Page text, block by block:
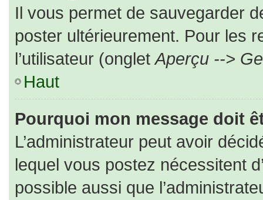
Il vous permet de sauvegarder
poster ultérieurement. Pour les
l’utilisateur (ongletAperçu -->
Haut
Pourquoi mon message doit
L’administrateur peut avoir
lequel vous postez nécessitent
possible aussi que